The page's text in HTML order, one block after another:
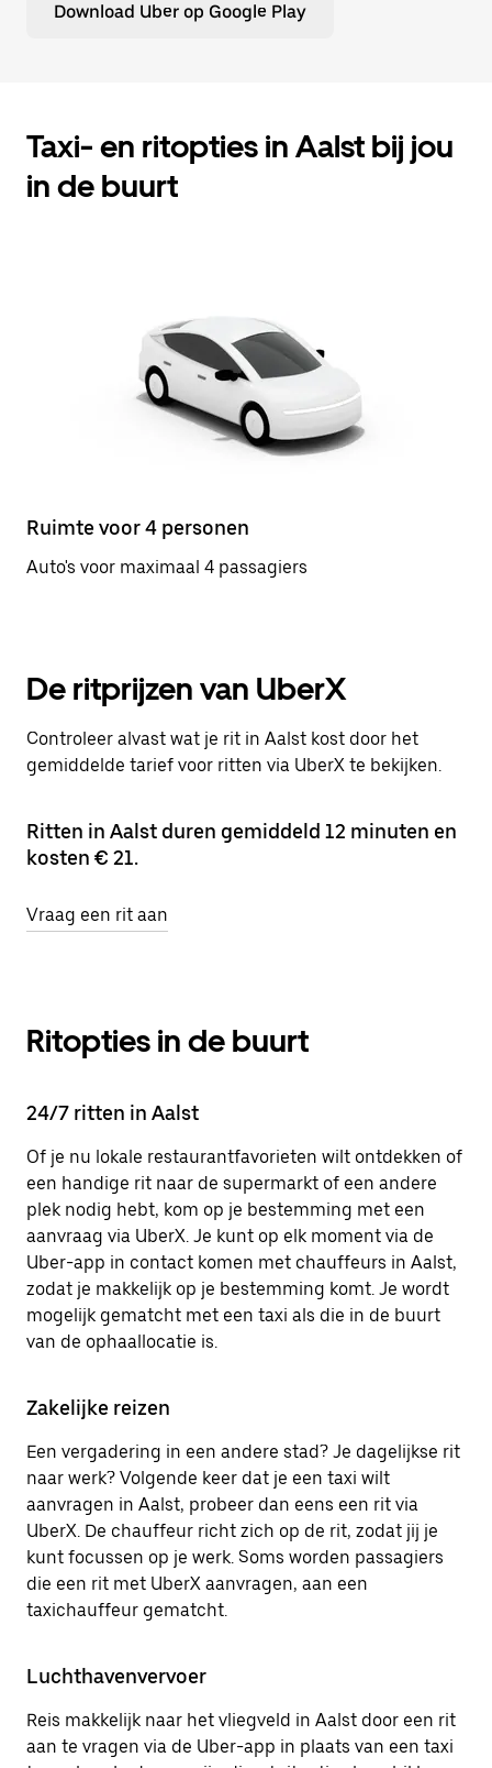
Download Uber op Google Play
Taxi- en ritopties in Aalst bij jou
in de buurt
Ruimte voor 4 personen
Auto's voor maximaal 4 passagiers
De ritprijzen van UberX
Controleer alvast wat je rit in Aalst kost door het
gemiddelde tarief voor ritten via UberX te bekijken.
Ritten in Aalst duren gemiddeld 12 minuten en
kosten € 21.
Vraag een rit aan
Ritopties in de buurt
24/7 ritten in Aalst
Of je nu lokale restaurantfavorieten wilt ontdekken of
een handige rit naar de supermarkt of een andere
plek nodig hebt, kom op je bestemming met een
aanvraag via UberX. Je kunt op elk moment via de
Uber-app in contact komen met chauffeurs in Aalst,
zodat je makkelijk op je bestemming komt. Je wordt
mogelijk gematcht met een taxi als die in de buurt
van de ophaallocatie is.
Zakelijke reizen
Een vergadering in een andere stad? Je dagelijkse rit
naar werk? Volgende keer dat je een taxi wilt
aanvragen in Aalst, probeer dan eens een rit via
UberX. De chauffeur richt zich op de rit, zodat jij je
kunt focussen op je werk. Soms worden passagiers
die een rit met UberX aanvragen, aan een
taxichauffeur gematcht.
Luchthavenvervoer
Reis makkelijk naar het vliegveld in Aalst door een rit
aan te vragen via de Uber-app in plaats van een taxi